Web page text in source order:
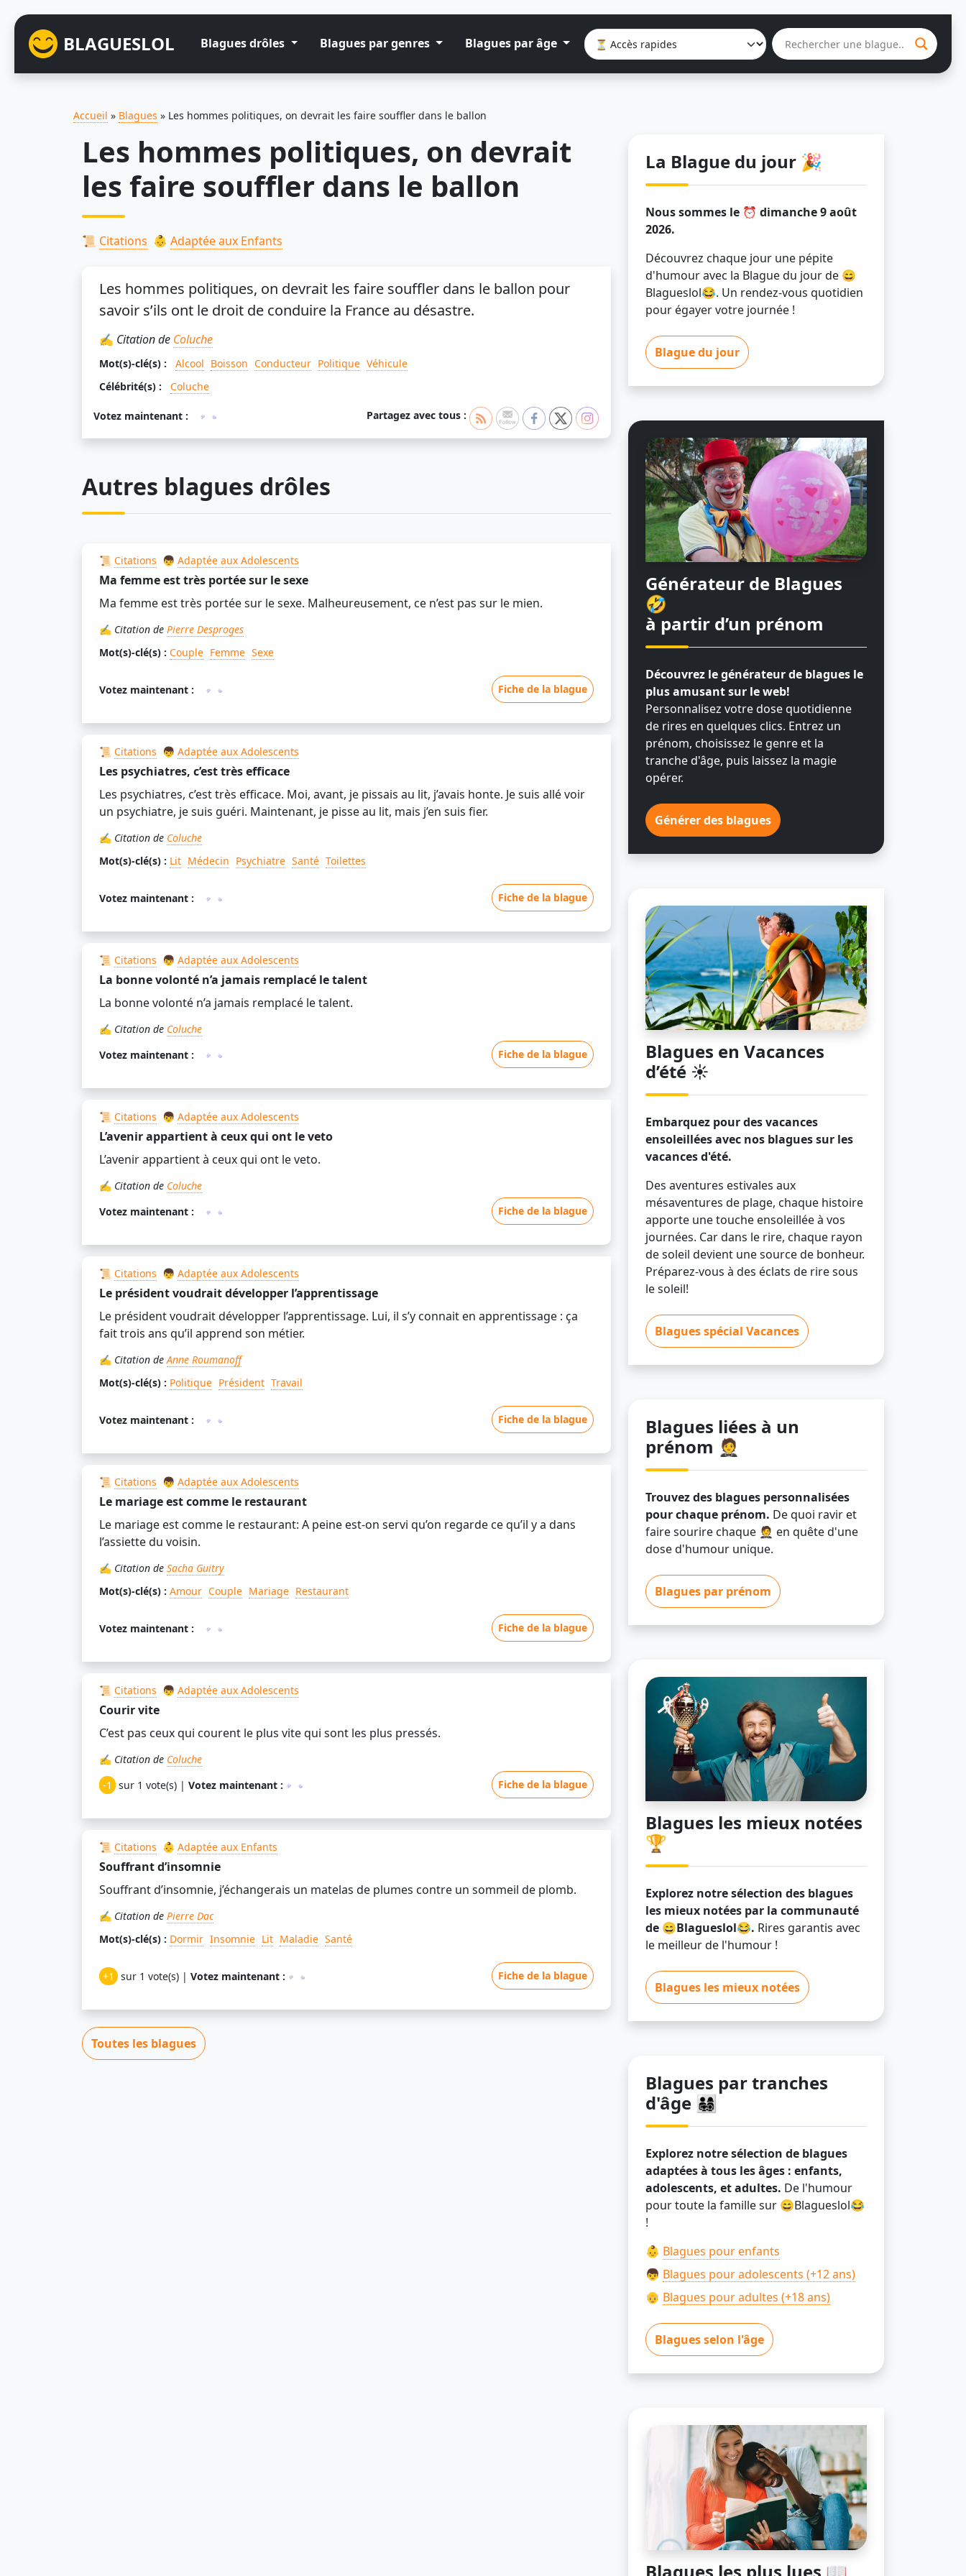
BLAGUESLOL Blagues drôles Blagues par genres Blagues par âge
Accueil » Blagues » Les hommes politiques, on devrait les faire souffler dans le ballon
Les hommes politiques, on devrait
les faire souffler dans le ballon
📜 Citations 👶 Adaptée aux Enfants
Les hommes politiques, on devrait les faire souffler dans le ballon pour
savoir s’ils ont le droit de conduire la France au désastre.
✍️ Citation de Coluche
Mot(s)-clé(s) : Alcool Boisson Conducteur Politique Véhicule
Célébrité(s) :
Coluche
Votez maintenant : Partagez avec tous :
Autres blagues drôles
📜 Citations 👦 Adaptée aux Adolescents
Ma femme est très portée sur le sexe
Ma femme est très portée sur le sexe. Malheureusement, ce n’est pas sur le mien.
✍️ Citation de Pierre Desproges
Mot(s)-clé(s) : Couple Femme Sexe
Votez maintenant : Fiche de la blague
📜 Citations 👦 Adaptée aux Adolescents
Les psychiatres, c’est très efficace
Les psychiatres, c’est très efficace. Moi, avant, je pissais au lit, j’avais honte. Je suis allé voir
un psychiatre, je suis guéri. Maintenant, je pisse au lit, mais j’en suis fier.
✍️ Citation de Coluche
Mot(s)-clé(s) : Lit Médecin Psychiatre Santé Toilettes
Votez maintenant : Fiche de la blague
📜 Citations 👦 Adaptée aux Adolescents
La bonne volonté n’a jamais remplacé le talent
La bonne volonté n’a jamais remplacé le talent.
✍️ Citation de Coluche
Votez maintenant :
Fiche de la blague
📜 Citations 👦 Adaptée aux Adolescents
L’avenir appartient à ceux qui ont le veto
L’avenir appartient à ceux qui ont le veto.
✍️ Citation de Coluche
Votez maintenant :
Fiche de la blague
📜 Citations 👦 Adaptée aux Adolescents
Le président voudrait développer l’apprentissage
Le président voudrait développer l’apprentissage. Lui, il s’y connait en apprentissage : ça
fait trois ans qu’il apprend son métier.
✍️ Citation deAnne Roumanoff
Mot(s)-clé(s) : Politique Président Travail
Votez maintenant : Fiche de la blague
📜 Citations 👦 Adaptée aux Adolescents
Le mariage est comme le restaurant
Le mariage est comme le restaurant: A peine est-on servi qu’on regarde ce qu’il y a dans
l’assiette du voisin.
✍️ Citation de Sacha Guitry
Mot(s)-clé(s) : Amour Couple Mariage Restaurant
Votez maintenant : Fiche de la blague
📜 Citations 👦 Adaptée aux Adolescents
Courir vite
C’est pas ceux qui courent le plus vite qui sont les plus pressés.
✍️ Citation de Coluche
-1
sur 1 vote(s) | Votez maintenant : Fiche de la blague
📜 Citations 👶 Adaptée aux Enfants
Souffrant d’insomnie
Souffrant d’insomnie, j’échangerais un matelas de plumes contre un sommeil de plomb.
✍️ Citation de Pierre Dac
Mot(s)-clé(s) : Dormir Insomnie Lit Maladie Santé
+1 sur 1 vote(s) | Votez maintenant : Fiche de la blague
Toutes les blagues
La Blague du jour 🎉
Nous sommes le ⏰ dimanche 9 août
2026.
Découvrez chaque jour une pépite
d'humour avec la Blague du jour de 😄
Blagueslol😂. Un rendez-vous quotidien
pour égayer votre journée !
Blague du jour
Générateur de Blagues
🤣
à partir d’un prénom
Découvrez le générateur de blagues le
plus amusant sur le web!
Personnalisez votre dose quotidienne
de rires en quelques clics. Entrez un
prénom, choisissez le genre et la
tranche d'âge, puis laissez la magie
opérer.
Générer des blagues
Blagues en Vacances
d’été ☀️
Embarquez pour des vacances
ensoleillées avec nos blagues sur les
vacances d'été.
Des aventures estivales aux
mésaventures de plage, chaque histoire
apporte une touche ensoleillée à vos
journées. Car dans le rire, chaque rayon
de soleil devient une source de bonheur.
Préparez-vous à des éclats de rire sous
le soleil!
Blagues spécial Vacances
Blagues liées à un
prénom 🤵
Trouvez des blagues personnalisées
pour chaque prénom. De quoi ravir et
faire sourire chaque 🤵 en quête d'une
dose d'humour unique.
Blagues par prénom
Blagues les mieux notées
🏆
Explorez notre sélection des blagues
les mieux notées par la communauté
de 😄Blagueslol😂. Rires garantis avec
le meilleur de l'humour !
Blagues les mieux notées
Blagues par tranches
d'âge 👨‍👩‍👧‍👦
Explorez notre sélection de blagues
adaptées à tous les âges : enfants,
adolescents, et adultes. De l'humour
pour toute la famille sur 😄Blagueslol😂
!
👶 Blagues pour enfants
👦 Blagues pour adolescents (+12 ans)
👴 Blagues pour adultes (+18 ans)
Blagues selon l'âge
Blagues les plus lues 📖